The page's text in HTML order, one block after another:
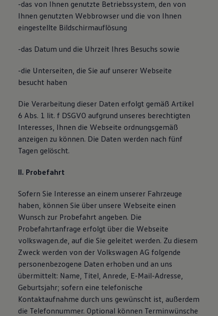
Magazin
Lifestyle
Transport
Volkswagen R
Volkswagen Kundenbetreuung
-das von Ihnen genutzte Betriebssystem, den von
Ihnen genutzten Webbrowser und die von Ihnen
eingestellte Bildschirmauflösung
-das Datum und die Uhrzeit Ihres Besuchs sowie
-die Unterseiten, die Sie auf unserer Webseite
besucht haben
Die Verarbeitung dieser Daten erfolgt gemäß Artikel
6 Abs. 1 lit. f DSGVO aufgrund unseres berechtigten
Interesses, Ihnen die Webseite ordnungsgemäß
anzeigen zu können. Die Daten werden nach fünf
Tagen gelöscht.
II. Probefahrt
Sofern Sie Interesse an einem unserer Fahrzeuge
haben, können Sie über unsere Webseite einen
Wunsch zur Probefahrt angeben. Die
Probefahrtanfrage erfolgt über die Webseite
volkswagen.de, auf die Sie geleitet werden. Zu diesem
Zweck werden von der Volkswagen AG folgende
personenbezogene Daten erhoben und an uns
übermittelt: Name, Titel, Anrede, E-Mail-Adresse,
Geburtsjahr; sofern eine telefonische
Kontaktaufnahme durch uns gewünscht ist, außerdem
die Telefonnummer. Optional können Terminwünsche